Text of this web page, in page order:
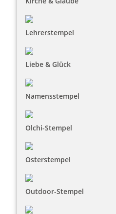
Lehrerstempel
Liebe & Glück
Namensstempel
Olchi-Stempel
Osterstempel
Outdoor-Stempel